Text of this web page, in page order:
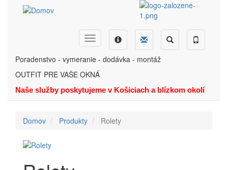
Telefón
Hľadať
Dopyt
Menu
Ponuka
Poradenstvo - vymeranie - dodávka - montáž
OUTFIT PRE VAŠE OKNÁ
Naše služby poskytujeme v Košiciach a blízkom okolí
Domov Produkty Rolety